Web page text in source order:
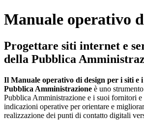
Manuale operativo
Progettare siti internet e
della Pubblica
Il Manuale operativo di design per i siti e
Pubblica Amministrazione è uno
Pubblica Amministrazione e i suoi fornitori
indicazioni operative per orientare e
realizzazione dei punti di contatto digitali